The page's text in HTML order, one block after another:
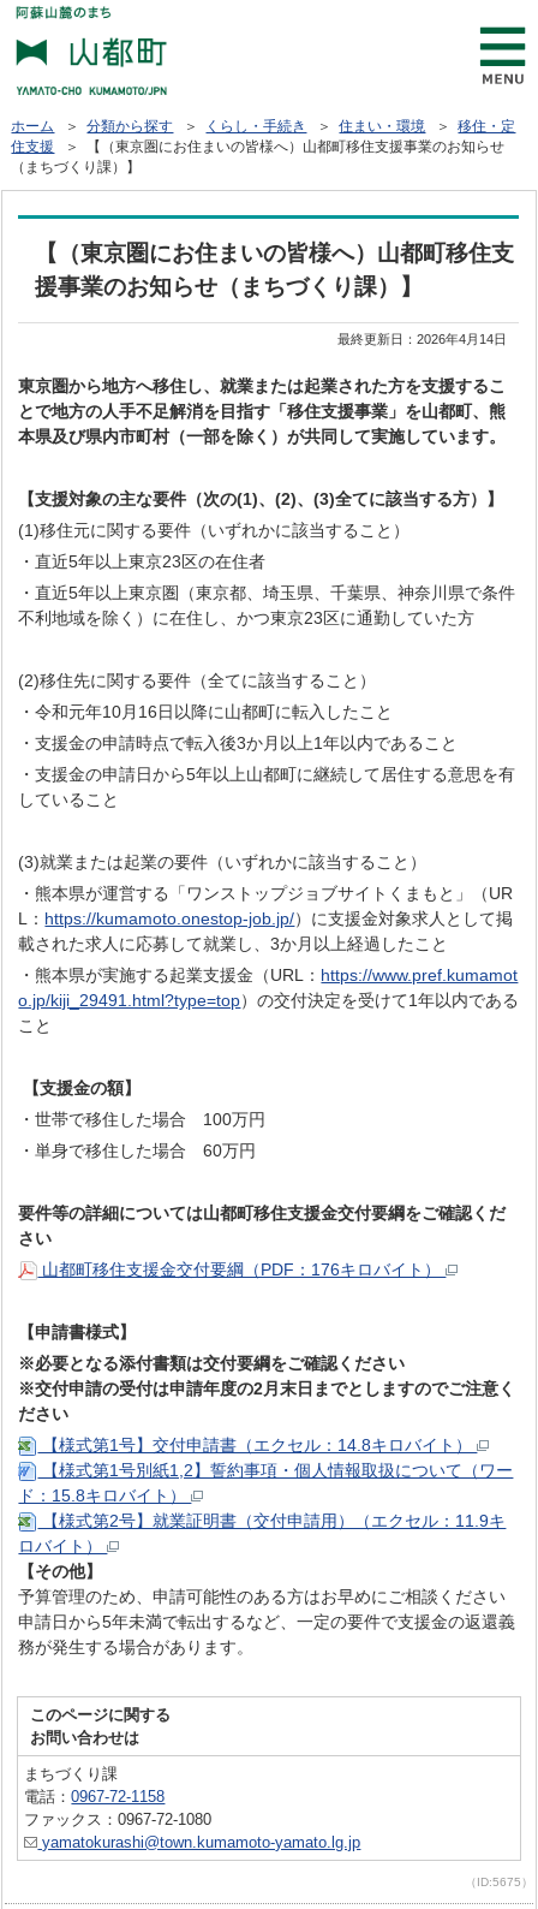
ホーム ＞分類から探す ＞ くらし・手続き ＞住まい・環境 ＞移住・定
住支援
＞ 【（東京圏にお住まいの皆様へ）山都町移住支援事業のお知らせ
（まちづくり課）】
【（東京圏にお住まいの皆様へ）山都町移住支
援事業のお知らせ（まちづくり課）】
最終更新日：2026年4月14日
東京圏から地方へ移住し、就業または起業された方を支援するこ
とで地方の人手不足解消を目指す「移住支援事業」を山都町、熊
本県及び県内市町村（一部を除く）が共同して実施しています。
【支援対象の主な要件（次の(1)、(2)、(3)全てに該当する方）】
(1)移住元に関する要件（いずれかに該当すること）
・直近5年以上東京23区の在住者
・直近5年以上東京圏（東京都、埼玉県、千葉県、神奈川県で条件
不利地域を除く）に在住し、かつ東京23区に通勤していた方
(2)移住先に関する要件（全てに該当すること）
・令和元年10月16日以降に山都町に転入したこと
・支援金の申請時点で転入後3か月以上1年以内であること
・支援金の申請日から5年以上山都町に継続して居住する意思を有
していること
(3)就業または起業の要件（いずれかに該当すること）
・熊本県が運営する「ワンストップジョブサイトくまもと」（UR
L： https://kumamoto.onestop-job.jp/）に支援金対象求人として掲
載された求人に応募して就業し、3か月以上経過したこと
・熊本県が実施する起業支援金（URL： https://www.pref.kumamot
o.jp/kiji_29491.html?type=top）の交付決定を受けて1年以内である
こと
【支援金の額】
・世帯で移住した場合 100万円
・単身で移住した場合 60万円
要件等の詳細については山都町移住支援金交付要綱をご確認くだ
さい
山都町移住支援金交付要綱（PDF：176キロバイト）
【申請書様式】
※必要となる添付書類は交付要綱をご確認ください
※交付申請の受付は申請年度の2月末日までとしますのでご注意く
ださい
【様式第1号】交付申請書（エクセル：14.8キロバイト）
【様式第1号別紙1,2】誓約事項・個人情報取扱について（ワー
ド：15.8キロバイト）
【様式第2号】就業証明書（交付申請用）（エクセル：11.9キ
ロバイト）
【その他】
予算管理のため、申請可能性のある方はお早めにご相談ください
申請日から5年未満で転出するなど、一定の要件で支援金の返還義
務が発生する場合があります。
このページに関する
お問い合わせは
まちづくり課
電話：0967-72-1158
ファックス：0967-72-1080
yamatokurashi@town.kumamoto-yamato.lg.jp
（ID:5675）